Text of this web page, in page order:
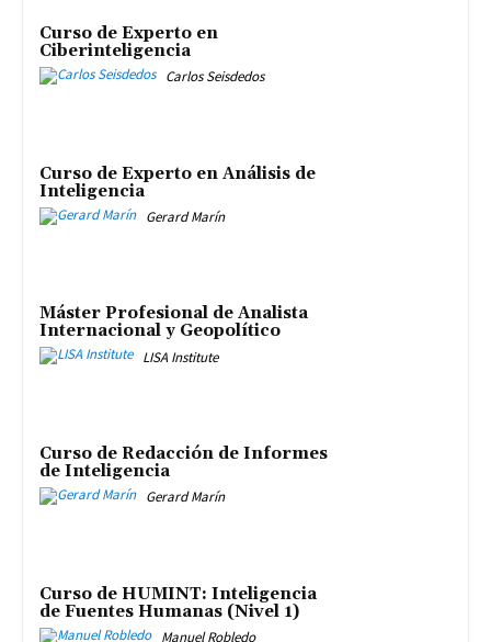
Curso de Experto en
Ciberinteligencia
Carlos Seisdedos
Curso de Experto en Análisis de
Inteligencia
Gerard Marín
Máster Profesional de Analista
Internacional y Geopolítico
LISA Institute
Curso de Redacción de Informes
de Inteligencia
Gerard Marín
Curso de HUMINT: Inteligencia
de Fuentes Humanas (Nivel 1)
Manuel Robledo